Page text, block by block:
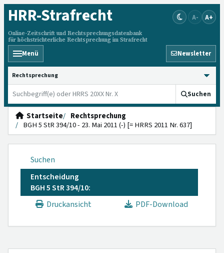
HRR-Strafrecht
Online-Zeitschrift und Rechtsprechungsdatenbank
für höchstrichterliche Rechtsprechung im Strafrecht
A- A+
Menü Newsletter
HRRS durchsuchen
Suchen
Startseite
Rechtsprechung
BGH 5 StR 394/10 - 23. Mai 2011 (-) [= HRRS 2011 Nr. 637]
Suchen
Entscheidung
BGH 5 StR 394/10:
Druckansicht
PDF-Download